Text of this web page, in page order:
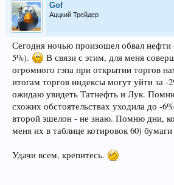
Gof
Аццкий Трейдер
Сегодня ночью произошел обвал нефти
5%).
В связи с этим, для меня
огромного гэпа при открытии торгов
итогам торгов индексы могут уйти за -
ожидаю увидеть Татнефть и Лук.
схожих обстоятельствах уходила до -
второй эшелон - не знаю. Помню дни,
меня их в таблице котировок 60)
Удачи всем, крепитесь.